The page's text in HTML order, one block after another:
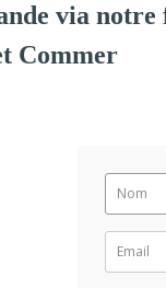
via
Commer